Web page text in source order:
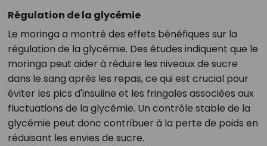
Régulation de la glycémie
Le moringa a montré des effets bénéfiques sur la
régulation de la glycémie. Des études indiquent que le
moringa peut aider à réduire les niveaux de sucre
dans le sang après les repas, ce qui est crucial pour
éviter les pics d'insuline et les fringales associées aux
fluctuations de la glycémie. Un contrôle stable de la
glycémie peut donc contribuer à la perte de poids en
réduisant les envies de sucre.